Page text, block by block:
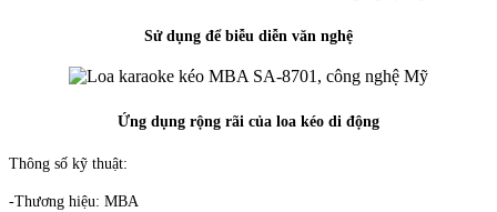
Sử dụng để biễu diễn văn nghệ
Ứng dụng rộng rãi của loa kéo di động
Thông số kỹ thuật:
-Thương hiệu: MBA